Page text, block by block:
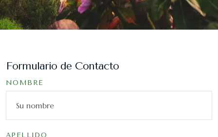
Formulario de Contacto
NOMBRE